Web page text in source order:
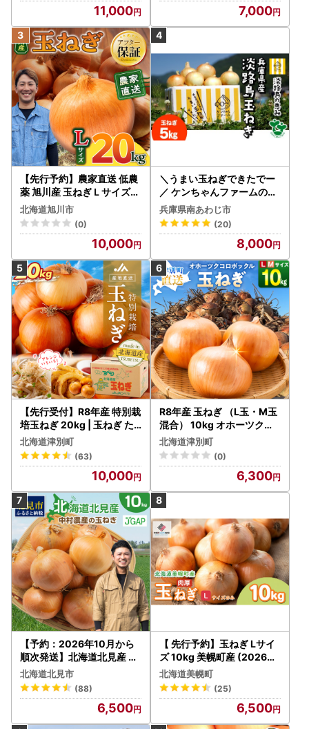
11,000 7,000
【先行予約】農家直送 低農
薬 旭川産 玉ねぎＬサイズ2
0kg(2026年9月発送開始
予定)_ | 玉ねぎ 05935
北海道旭川市
(0)
10,000
＼うまい玉ねぎできたでー
／ ケンちゃんファームの特
別栽培玉ねぎ5㎏ ～ひょう
ご安心ブランド認証取得～
◆配送7月～翌年1月
兵庫県南あわじ市
(20)
8,000
【先行受付】R8年産 特別栽
培玉ねぎ 20kg | 玉ねぎ た
まねぎ タマネギ 玉葱 大容
量 オニオン 甘い 減農薬 特
別栽培 国産 カレー ハンバ
ーグ 煮込み 炒め物 北海道
津別町 送料無料
北海道津別町
(63)
10,000
R8年産 玉ねぎ （L玉・М玉
混合） 10kg オホーツクコ
ロポックル | 北海道津別町
北海道津別町
(0)
6,300
【予約：2026年10月から
順次発送】北海道北見産 玉
ねぎ 10kg ( 野菜 たまねぎ
タマネギ 玉葱 玉ねぎ 甘い L
サイズ 10キロ 玉ねぎ生産
量日本一 )【002-0009-2
026】
北海道北見市
(88)
6,500
【 先行予約】玉ねぎ Lサイ
ズ 10kg 美幌町産 (2026年
10月以降順次発送) たまね
ぎ AF
北海道美幌町
(25)
6,500